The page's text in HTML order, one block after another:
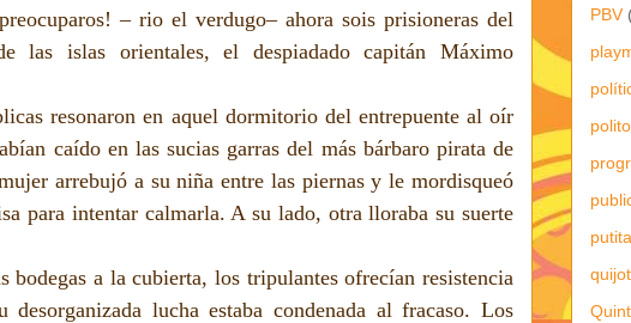
– rio el verdugo– ahora sois prisioneras del
las islas orientales, el despiadado capitán Máximo
resonaron en aquel dormitorio del entrepuente al oír
caído en las sucias garras del más bárbaro pirata de
arrebujó a su niña entre las piernas y le mordisqueó
para intentar calmarla. A su lado, otra lloraba su suerte
bodegas a la cubierta, los tripulantes ofrecían resistencia
lucha estaba condenada al fracaso. Los
PBV
putita